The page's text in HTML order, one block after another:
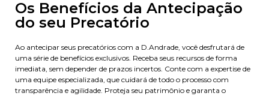
Os Benefícios da Antecipação
do seu Precatório
Ao antecipar seus precatórios com a D.Andrade, você desfrutará de
uma série de benefícios exclusivos. Receba seus recursos de forma
imediata, sem depender de prazos incertos. Conte com a expertise de
uma equipe especializada, que cuidará de todo o processo com
transparência e agilidade. Proteja seu patrimônio e garanta o